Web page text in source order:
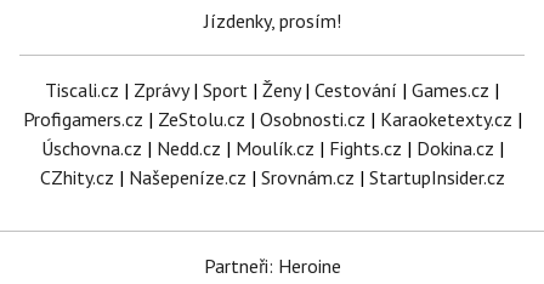
Jízdenky, prosím!
Tiscali.cz | Zprávy| Sport | Ženy| Cestování | Games.cz |
Profigamers.cz | ZeStolu.cz | Osobnosti.cz | Karaoketexty.cz |
Úschovna.cz | Nedd.cz | Moulík.cz | Fights.cz | Dokina.cz |
CZhity.cz | Našepeníze.cz | Srovnám.cz | StartupInsider.cz
Partneři: Heroine